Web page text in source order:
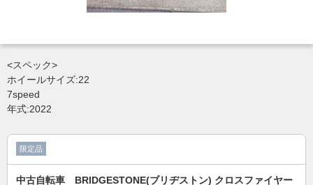
<スペック>
ホイールサイズ:22
7speed
年式:2022
限定品
中古自転車 BRIDGESTONE(ブリヂストン) クロスファイヤー
Copyright © 2005- 2026サイクルショップ カツヤマ All rights reserved.